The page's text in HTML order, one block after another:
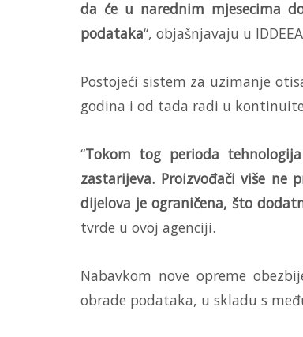
da će u narednim mjesecima
podataka“, objašnjavaju u
Postojeći sistem za uzimanje
godina i od tada radi u
“Tokom tog perioda
zastarijeva. Proizvođači više
dijelova je ograničena, što
tvrde u ovoj agenciji.
Nabavkom nove opreme
obrade podataka, u skladu s